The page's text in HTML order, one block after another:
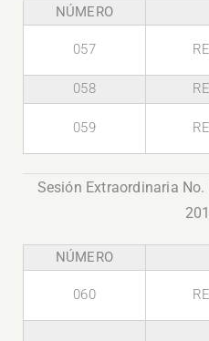
NÚMERO
057
058
059
Sesión Extraordinaria
NÚMERO
060